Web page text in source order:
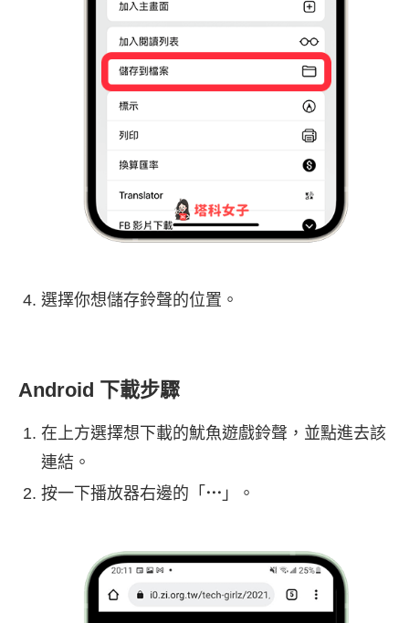
選擇你想儲存鈴聲的位置。
Android 下載步驟
在上方選擇想下載的魷魚遊戲鈴聲，並點進去該
連結。
按一下播放器右邊的「 ⋯ 」。